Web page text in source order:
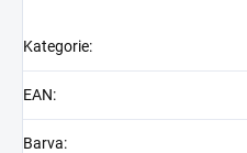
Kategorie:
EAN:
Barva: